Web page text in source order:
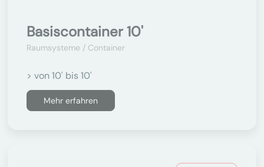
Basiscontainer 10'
Raumsysteme / Container
> von 10' bis 10'
Mehr erfahren